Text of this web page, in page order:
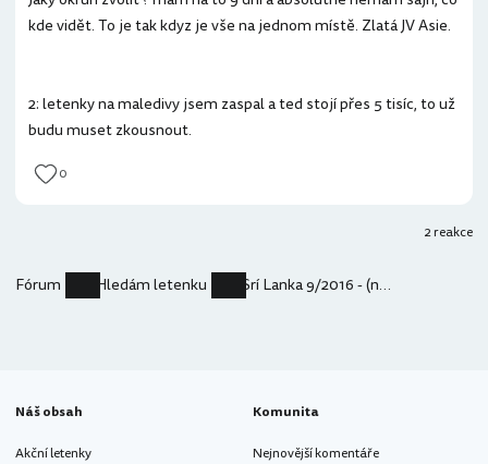
kde vidět. To je tak kdyz je vše na jednom místě. Zlatá JV Asie.
2: letenky na maledivy jsem zaspal a ted stojí přes 5 tisíc, to už
budu muset zkousnout.
0
2 reakce
Fórum Hledám letenku Srí Lanka 9/2016 - (ne)čekat na akci?
Náš obsah
Akční letenky
Komunita
Nejnovější komentáře